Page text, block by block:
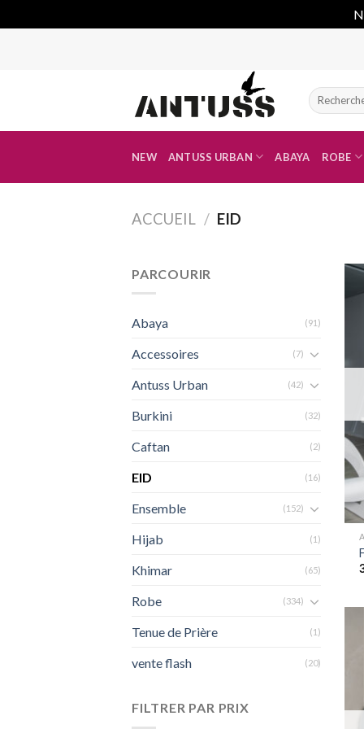
Recherche
pour :
NEW ANTUSS URBAN ABAYA ROBE
ACCUEIL / EID
PARCOURIR
Abaya (91)
Accessoires (7)
Antuss Urban (42)
Burkini (32)
Caftan (2)
EID (16)
Ensemble (152)
Hijab (1)
Khimar (65)
Robe (334)
Tenue de Prière (1)
vente flash (20)
FILTRER PAR PRIX